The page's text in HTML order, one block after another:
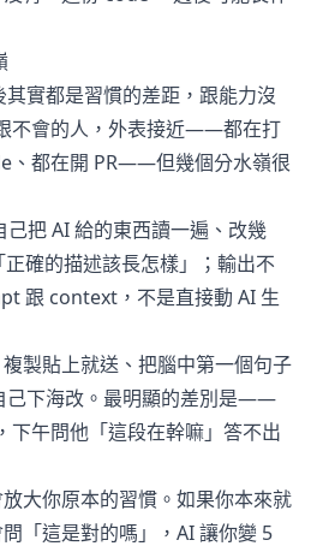
實都是習慣的差距，跟能力沒
不會的人，外表接近——都在打
、都在開 PR——但幾個分水嶺很
把 AI 給的東西讀一遍、改幾
確的描述該長怎樣」；輸出不
跟 context，不是直接動 AI 生
製貼上就送、把腦中第一個句子
己下海改。最明顯的差別是——
下午問他「這段在幹嘛」答不出
大你原本的習慣。如果你本來就
「這是對的嗎」，AI 讓你變 5